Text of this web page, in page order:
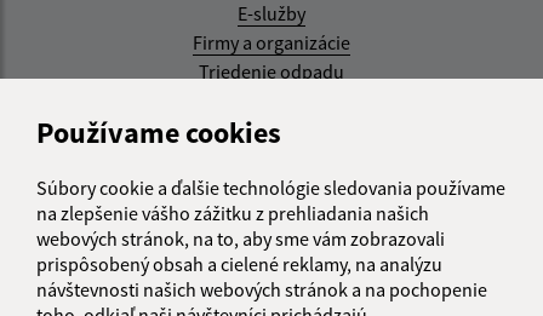
Používame cookies
Súbory cookie a ďalšie technológie sledovania používame
na zlepšenie vášho zážitku z prehliadania našich
webových stránok, na to, aby sme vám zobrazovali
prispôsobený obsah a cielené reklamy, na analýzu
návštevnosti našich webových stránok a na pochopenie
E-služby
Firmy a organizácie
Triedenie odpadu
Aktualizované:
RSS
Správca obsahu:
Správca obsahu je Obec Kysak.